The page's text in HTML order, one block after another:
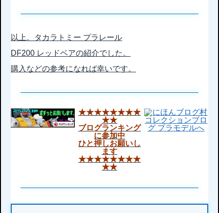
以上。タカラトミー プラレール
DF200 レッドベアの紹介でした。
購入などの参考になれば幸いです。
★★★★★★★★
★★
ブログランキング
に参加中
ひと押しお願いし
ます
★★★★★★★★
★★